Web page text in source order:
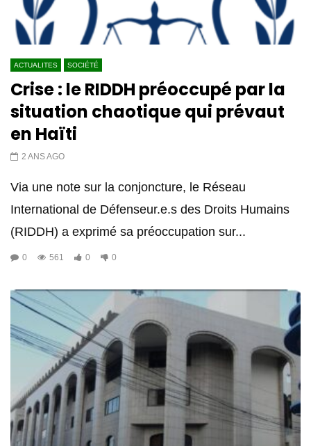
ACTUALITES SOCIÉTÉ
Crise : le RIDDH préoccupé par la
situation chaotique qui prévaut
en Haïti
2 ANS AGO
Via une note sur la conjoncture, le Réseau
International de Défenseur.e.s des Droits Humains
(RIDDH) a exprimé sa préoccupation sur...
0 561 0 0